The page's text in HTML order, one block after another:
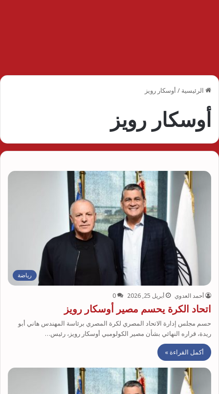
الرئيسية / أوسكار رويز
أوسكار رويز
رياضة
أحمد العدوي أبريل 25, 2026 0
اتحاد الكرة يحسم مصير أوسكار رويز
حسم مجلس إدارة الاتحاد المصري لكرة المصري برئاسة المهندس هاني أبو
ريدة، قراره النهائي بشأن مصير الكولومبي أوسكار رويز، رئيس…
أكمل القراءة »